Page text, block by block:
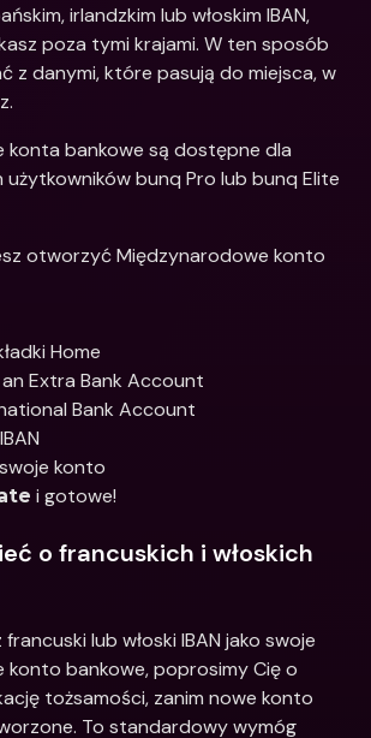
irlandzkim lub włoskim IBAN,
poza tymi krajami. W ten sposób
z danymi, które pasują do miejsca, w
konta bankowe są dostępne dla
bunq Pro lub bunq Elite
otworzyć Międzynarodowe konto
Home
Extra Bank Account
Bank Account
konto
i gotowe!
o francuskich i włoskich
lub włoski IBAN jako swoje
konto bankowe, poprosimy Cię o
tożsamości, zanim nowe konto
To standardowy wymóg